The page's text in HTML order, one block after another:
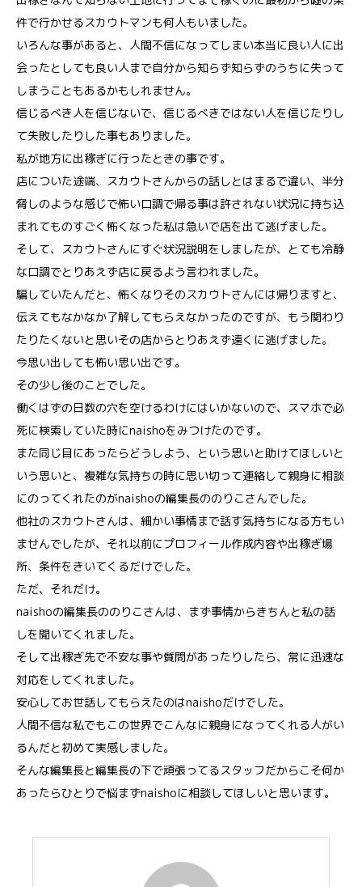
件で行かせるスカウトマンも何人もいました。
いろんな事があると、人間不信になってしまい本当に良い人に出
会ったとしても良い人まで自分から知らず知らずのうちに失って
しまうこともあるかもしれません。
信じるべき人を信じないで、信じるべきではない人を信じたりし
て失敗したりした事もありました。
私が地方に出稼ぎに行ったときの事です。
店についた途端、スカウトさんからの話しとはまるで違い、半分
脅しのような感じで怖い口調で帰る事は許されない状況に持ち込
まれてものすごく怖くなった私は急いで店を出て逃げました。
そして、スカウトさんにすぐ状況説明をしましたが、とても冷静
な口調でとりあえず店に戻るよう言われました。
騙していたんだと、怖くなりそのスカウトさんには帰りますと、
伝えてもなかなか了解してもらえなかったのですが、もう関わり
たりたくないと思いその店からとりあえず遠くに逃げました。
今思い出しても怖い思い出です。
その少し後のことでした。
働くはずの日数の穴を空けるわけにはいかないので、スマホで必
死に検索していた時にnaishoをみつけたのです。
また同じ目にあったらどうしよう、という思いと助けてほしいと
いう思いと、複雑な気持ちの時に思い切って連絡して親身に相談
にのってくれたのがnaishoの編集長ののりこさんでした。
他社のスカウトさんは、細かい事情まで話す気持ちになる方もい
ませんでしたが、それ以前にプロフィール作成内容や出稼ぎ場
所、条件をきいてくるだけでした。
ただ、それだけ。
naishoの編集長ののりこさんは、まず事情からきちんと私の話
しを聞いてくれました。
そして出稼ぎ先で不安な事や質問があったりしたら、常に迅速な
対応をしてくれました。
安心してお世話してもらえたのはnaishoだけでした。
人間不信な私でもこの世界でこんなに親身になってくれる人がい
るんだと初めて実感しました。
そんな編集長と編集長の下で頑張ってるスタッフだからこそ何か
あったらひとりで悩まずnaishoに相談してほしいと思います。